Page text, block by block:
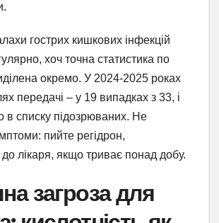
гострих кишкових інфекцій
хоч точна статистика по
окремо. У 2024-2025 роках
передачі – у 19 випадках з 33, і
в списку підозрюваних. Не
пийте регідрон,
лікаря, якщо триває понад добу.
загроза для